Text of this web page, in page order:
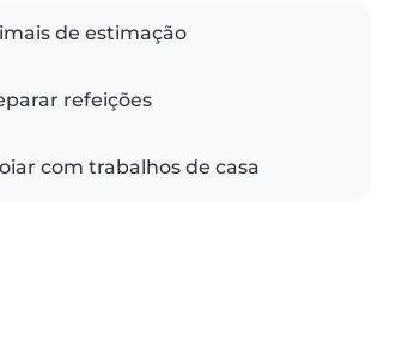
de estimação
refeições
com trabalhos de casa